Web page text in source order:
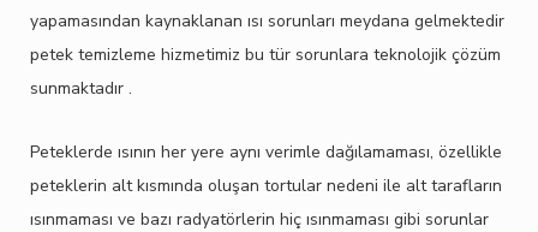
yapamasından kaynaklanan ısı sorunları meydana gelmektedir
petek temizleme hizmetimiz bu tür sorunlara teknolojik çözüm
sunmaktadır .
Peteklerde ısının her yere aynı verimle dağılamaması, özellikle
peteklerin alt kısmında oluşan tortular nedeni ile alt tarafların
ısınmaması ve bazı radyatörlerin hiç ısınmaması gibi sorunlar